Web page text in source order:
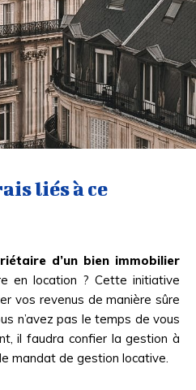
liés à ce
d’un bien immobilier
en location ? Cette initiative
vos revenus de manière sûre
n’avez pas le temps de vous
il faudra confier la gestion à
mandat de gestion locative.